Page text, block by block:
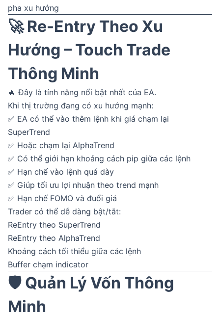
pha xu hướng
🚀 Re-Entry Theo Xu
Hướng – Touch Trade
Thông Minh
🔥 Đây là tính năng nổi bật nhất của EA.
Khi thị trường đang có xu hướng mạnh:
✅ EA có thể vào thêm lệnh khi giá chạm lại
SuperTrend
✅ Hoặc chạm lại AlphaTrend
✅ Có thể giới hạn khoảng cách pip giữa các lệnh
✅ Hạn chế vào lệnh quá dày
✅ Giúp tối ưu lợi nhuận theo trend mạnh
✅ Hạn chế FOMO và đuổi giá
Trader có thể dễ dàng bật/tắt:
ReEntry theo SuperTrend
ReEntry theo AlphaTrend
Khoảng cách tối thiểu giữa các lệnh
Buffer chạm indicator
🛡️ Quản Lý Vốn Thông
Minh